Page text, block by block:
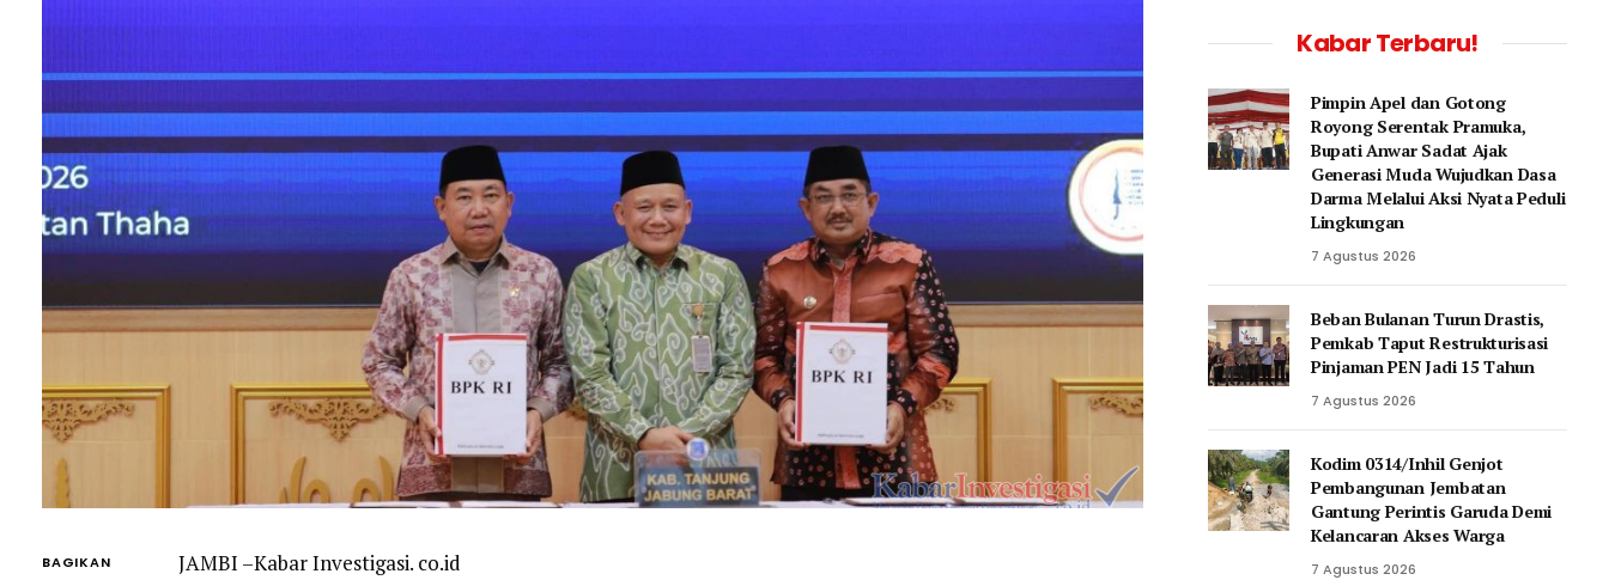
BAGIKAN
JAMBI –Kabar Investigasi. co.id
Kabar Terbaru!
Pimpin Apel dan Gotong
Royong Serentak Pramuka,
Bupati Anwar Sadat Ajak
Generasi Muda Wujudkan Dasa
Darma Melalui Aksi Nyata Peduli
Lingkungan
7 Agustus 2026
Beban Bulanan Turun Drastis,
Pemkab Taput Restrukturisasi
Pinjaman PEN Jadi 15 Tahun‎
7 Agustus 2026
Kodim 0314/Inhil Genjot
Pembangunan Jembatan
Gantung Perintis Garuda Demi
Kelancaran Akses Warga
7 Agustus 2026